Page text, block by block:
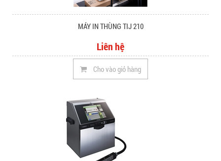
MÁY IN THÙNG TIJ 210
Liên hệ
Cho vào giỏ hàng